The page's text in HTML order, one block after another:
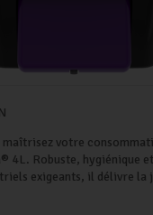
maîtrisez votre
4L. Robuste, hygiénique
exigeants, il délivre la